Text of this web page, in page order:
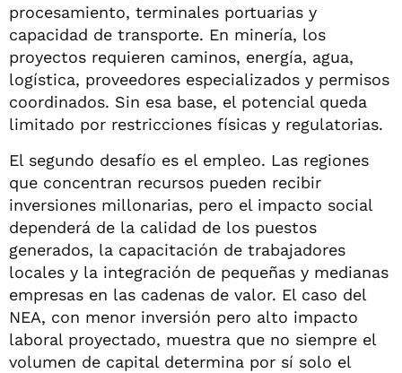
procesamiento, terminales portuarias y
capacidad de transporte. En minería, los
proyectos requieren caminos, energía, agua,
logística, proveedores especializados y permisos
coordinados. Sin esa base, el potencial queda
limitado por restricciones físicas y regulatorias.
El segundo desafío es el empleo. Las regiones
que concentran recursos pueden recibir
inversiones millonarias, pero el impacto social
dependerá de la calidad de los puestos
generados, la capacitación de trabajadores
locales y la integración de pequeñas y medianas
empresas en las cadenas de valor. El caso del
NEA, con menor inversión pero alto impacto
laboral proyectado, muestra que no siempre el
volumen de capital determina por sí solo el